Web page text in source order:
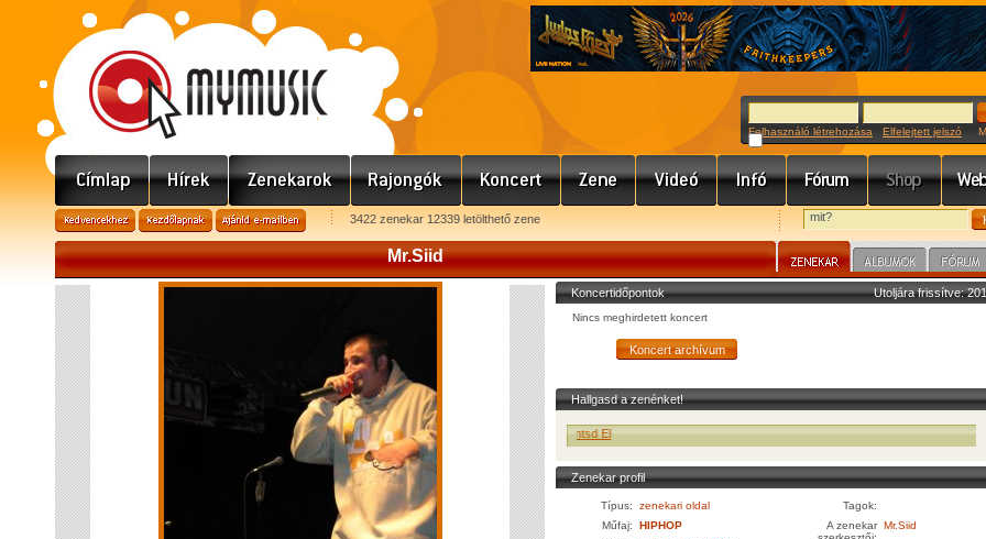
Felhasználó létrehozása Elfelejtett jelszó
3422 zenekar 12339 letölthető zene
Mr.Siid
Utoljára frissítve:
Koncertidőpontok
Nincs meghirdetett koncert
Hallgasd a zenénket!
Mr.Siid - Dontsd El
Zenekar profil
Típus:
zenekari oldal
Műfaj:
HIPHOP
Tagok:
A zenekar Mr.Siid